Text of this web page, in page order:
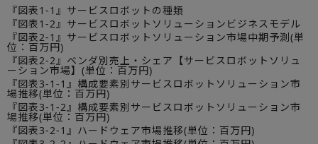
『図表1-1』サービスロボットの種類
『図表1-2』サービスロボットソリューションビジネスモデル
『図表2-1』サービスロボットソリューション市場中期予測(単
位：百万円)
『図表2-2』ベンダ別売上・シェア【サービスロボットソリュ
ーション市場】(単位：百万円)
『図表3-1-1』構成要素別サービスロボットソリューション市
場推移(単位：百万円)
『図表3-1-2』構成要素別サービスロボットソリューション市
場推移(単位：百万円)
『図表3-2-1』ハードウェア市場推移(単位：百万円)